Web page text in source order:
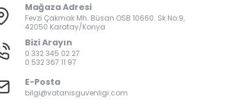
Mağaza Adresi
Fevzi Çakmak Mh. Büsan OSB 10660. Sk No:9,
42050 Karatay/Konya
Bizi Arayın
0 332 345 02 27
0 532 367 11 97
E-Posta
bilgi@vatanisguvenligi.com